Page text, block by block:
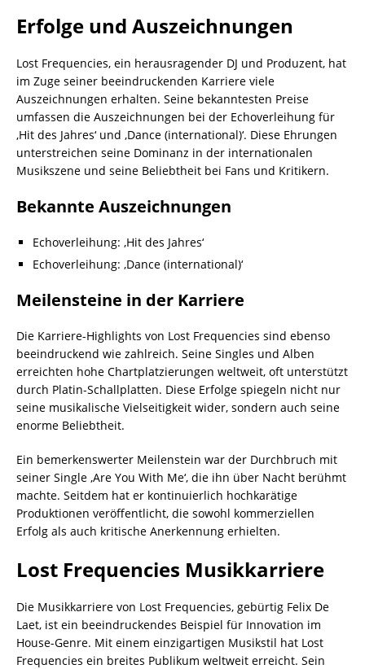
Erfolge und Auszeichnungen
Lost Frequencies, ein herausragender DJ und Produzent, hat
im Zuge seiner beeindruckenden Karriere viele
Auszeichnungen erhalten. Seine bekanntesten Preise
umfassen die Auszeichnungen bei der Echoverleihung für
‚Hit des Jahres‘ und ‚Dance (international)‘. Diese Ehrungen
unterstreichen seine Dominanz in der internationalen
Musikszene und seine Beliebtheit bei Fans und Kritikern.
Bekannte Auszeichnungen
Echoverleihung: ‚Hit des Jahres‘
Echoverleihung: ‚Dance (international)‘
Meilensteine in der Karriere
Die Karriere-Highlights von Lost Frequencies sind ebenso
beeindruckend wie zahlreich. Seine Singles und Alben
erreichten hohe Chartplatzierungen weltweit, oft unterstützt
durch Platin-Schallplatten. Diese Erfolge spiegeln nicht nur
seine musikalische Vielseitigkeit wider, sondern auch seine
enorme Beliebtheit.
Ein bemerkenswerter Meilenstein war der Durchbruch mit
seiner Single ‚Are You With Me‘, die ihn über Nacht berühmt
machte. Seitdem hat er kontinuierlich hochkarätige
Produktionen veröffentlicht, die sowohl kommerziellen
Erfolg als auch kritische Anerkennung erhielten.
Lost Frequencies Musikkarriere
Die Musikkarriere von Lost Frequencies, gebürtig Felix De
Laet, ist ein beeindruckendes Beispiel für Innovation im
House-Genre. Mit einem einzigartigen Musikstil hat Lost
Frequencies ein breites Publikum weltweit erreicht. Sein